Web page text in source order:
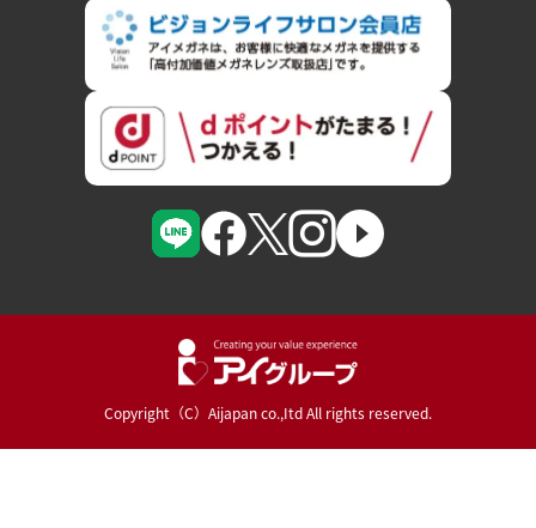
Copyright（C）Aijapan co.,Itd All rights reserved.